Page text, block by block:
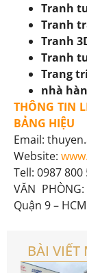
Tranh
Tranh
Tranh
Tranh
Trang
nhà
THÔNG TIN
BẢNG HIỆU
Email:
Website:
Tell: 0987 800
VĂN
Quận 9 – HCM
BÀI VIẾT